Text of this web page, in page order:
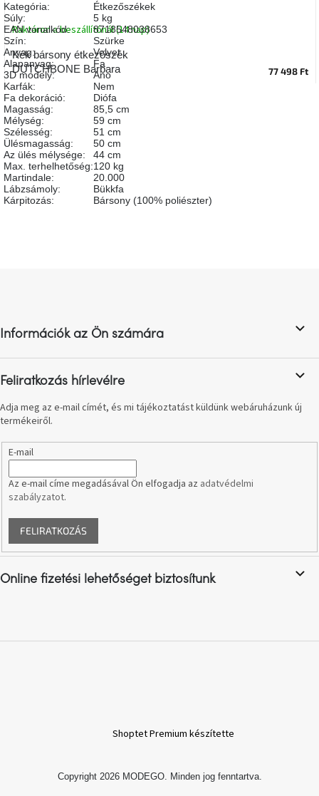
Anyák
napja
Egy
étkező,
amely
szórakoztat!
A
8.
születésnap
megünneplése
e-
Formwood
kollekció
Most
nyári
hullámon
fel
Kék bársony étkezőszék
DUTCHBONE Barbara
Raktáron a beszállítónál (14 nap)
77 498 Ft
Kategória:
Étkezőszékek
Súly:
5 kg
EAN vonalkód:
8718548038653
Szín:
Szürke
Anyag:
Velvet
Alapanyag:
Fa
3D modely:
Ano
Karfák:
Nem
Fa dekoráció:
Diófa
Magasság:
85,5 cm
Mélység:
59 cm
Szélesség:
51 cm
Ülésmagasság:
50 cm
Az ülés mélysége:
44 cm
Max. terhelhetőség:120 kg
Martindale:
20.000
Lábzsámoly:
Bükkfa
Kárpitozás: Bársony (100% poliészter)
é
c
Információk az Ön számára
Feliratkozás hírlevélre
Adja meg az e-mail címét, és mi tájékoztatást küldünk webáruházunk új
termékeiről.
E-mail
Az e-mail címe megadásával Ön elfogadja az adatvédelmi
szabályzatot.
FELIRATKOZÁS
Online fizetési lehetőséget biztosítunk
Shoptet Premium készítette
Copyright 2026 MODEGO. Minden jog fenntartva.